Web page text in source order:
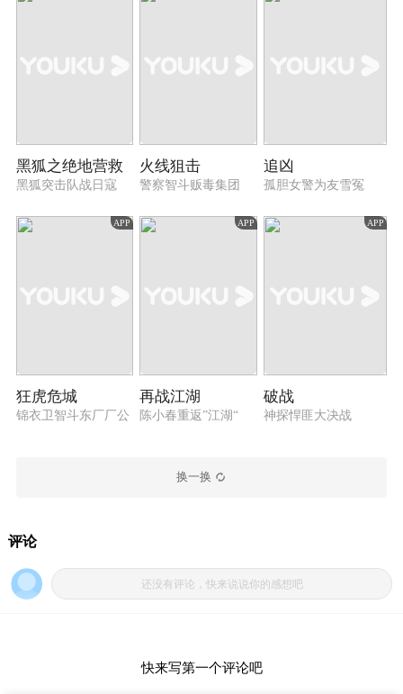
黑狐之绝地营救
黑狐突击队战日寇
火线狙击
警察智斗贩毒集团
追凶
孤胆女警为友雪冤
APP
狂虎危城
锦衣卫智斗东厂厂公
APP
再战江湖
陈小春重返”江湖“
APP
破战
神探悍匪大决战
换一换